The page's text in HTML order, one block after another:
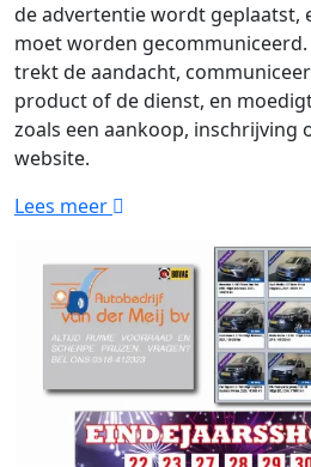
de advertentie wordt geplaatst,
moet worden
trekt de aandacht,
product of de dienst, en
zoals een aankoop, inschrijving
website.
Lees meer